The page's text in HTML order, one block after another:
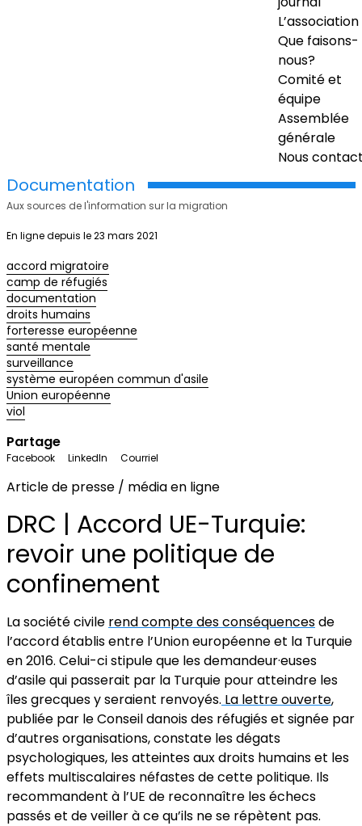
L’association
Que faisons-
nous?
Comité et
équipe
Assemblée
générale
Nous
Documentation
Aux sources de l'information sur la migration
En ligne depuis le 23 mars 2021
accord migratoire
camp de réfugiés
documentation
droits humains
forteresse européenne
santé mentale
surveillance
système européen commun d'asile
Union européenne
viol
Partage
Facebook LinkedIn Courriel
Article de presse / média en ligne
DRC | Accord UE-Turquie:
revoir une politique de
confinement
La société civile rend compte des conséquencesde
l’accord établis entre l’Union européenne et la Turquie
en 2016. Celui-ci stipule que les demandeur·euses
d’asile qui passerait par la Turquie pour atteindre les
îles grecques y seraient renvoyés. La lettre ouverte,
publiée par le Conseil danois des réfugiés et signée par
d’autres organisations, constate les dégats
psychologiques, les atteintes aux droits humains et les
effets multiscalaires néfastes de cette politique. Ils
recommandent à l’UE de reconnaître les échecs
passés et de veiller à ce qu’ils ne se répètent pas.